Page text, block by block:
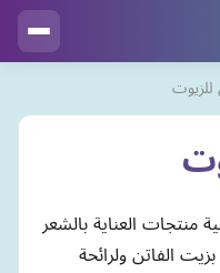
للزيوت
منتجات العناية بالشعر
الفاتن ولرائحة